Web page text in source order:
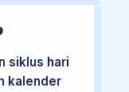
siklus hari
kalender